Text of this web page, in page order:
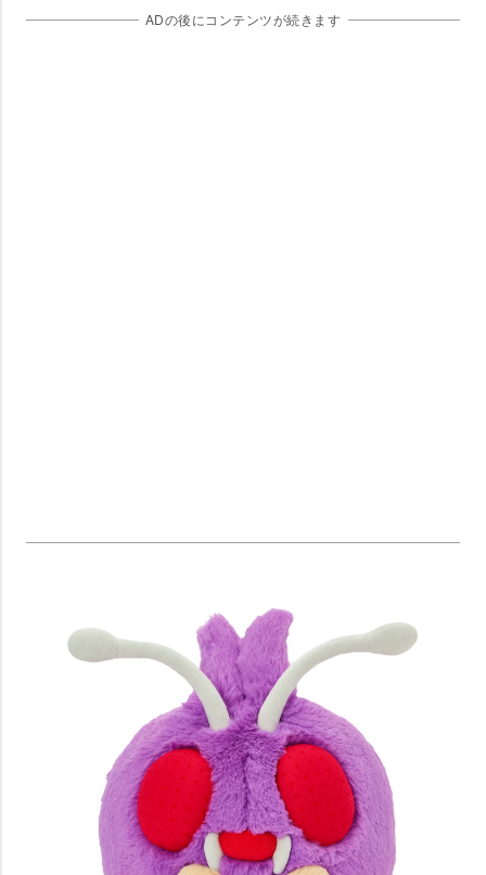
ADの後にコンテンツが続きます